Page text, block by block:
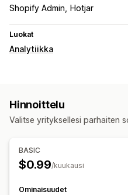
Shopify Admin Hotjar
Luokat
Analytiikka
Kuvalliset materiaalit ja raportit
Lämpökartat Analytiikan
Hinnoittelu
Valitse yrityksellesi parhaiten
BASIC
$0.99/kuukausi
Ominaisuudet